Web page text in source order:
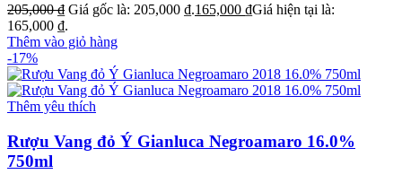
205,000₫ Giá gốc là: 205,000 ₫.165,000 ₫Giá hiện tại là:
165,000 ₫.
Thêm vào giỏ hàng
-17%
Thêm yêu thích
Rượu Vang đỏ Ý Gianluca Negroamaro 16.0%
750ml